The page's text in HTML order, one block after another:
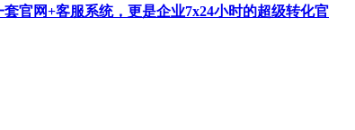
官网+客服系统，更是企业7x24小时的超级转化官